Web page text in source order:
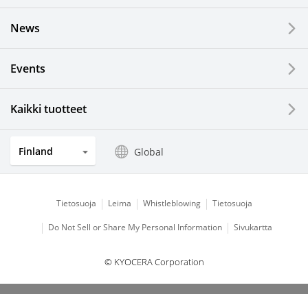
News
Events
Kaikki tuotteet
Finland Global
Tietosuoja Leima Whistleblowing Tietosuoja
Do Not Sell or Share My Personal Information Sivukartta
© KYOCERA Corporation